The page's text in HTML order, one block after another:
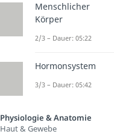
Menschlicher
Körper
2/3 – Dauer: 05:22
Hormonsystem
3/3 – Dauer: 05:42
Physiologie & Anatomie
Haut & Gewebe